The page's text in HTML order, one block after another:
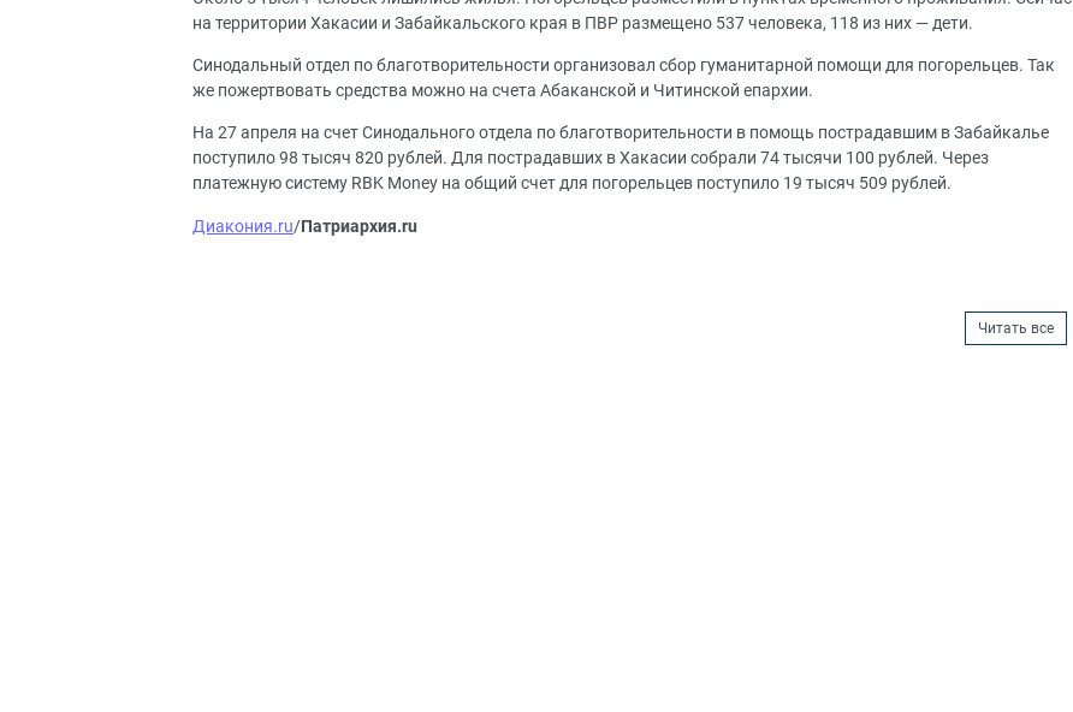
на территории Хакасии и Забайкальского края в ПВР размещено 537 человека, 118 из них — дети.
Синодальный отдел по благотворительности организовал сбор гуманитарной помощи для погорельцев. Так
же пожертвовать средства можно на счета Абаканской и Читинской епархии.
На 27 апреля на счет Синодального отдела по благотворительности в помощь пострадавшим в Забайкалье
поступило 98 тысяч 820 рублей. Для пострадавших в Хакасии собрали 74 тысячи 100 рублей. Через
платежную систему RBK Money на общий счет для погорельцев поступило 19 тысяч 509 рублей.
Диакония.ru/Патриархия.ru
Читать все